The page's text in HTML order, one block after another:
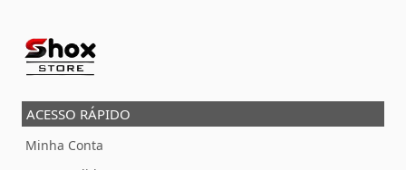
ACESSO RÁPIDO
Minha Conta